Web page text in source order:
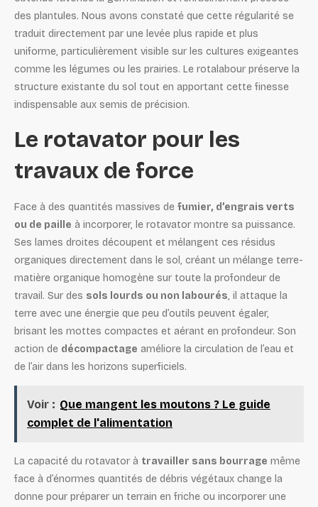
des plantules. Nous avons constaté que cette régularité se
traduit directement par une levée plus rapide et plus
uniforme, particulièrement visible sur les cultures exigeantes
comme les légumes ou les prairies. Le rotalabour préserve la
structure existante du sol tout en apportant cette finesse
indispensable aux semis de précision.
Le rotavator pour les
travaux de force
Face à des quantités massives de fumier, d’engrais verts
ou de paille à incorporer, le rotavator montre sa puissance.
Ses lames droites découpent et mélangent ces résidus
organiques directement dans le sol, créant un mélange terre-
matière organique homogène sur toute la profondeur de
travail. Sur des sols lourds ou non labourés, il attaque la
terre avec une énergie que peu d’outils peuvent égaler,
brisant les mottes compactes et aérant en profondeur. Son
action de décompactage améliore la circulation de l’eau et
de l’air dans les horizons superficiels.
Voir : Que mangent les moutons ? Le guide
complet de l'alimentation
La capacité du rotavator à travailler sans bourrage même
face à d’énormes quantités de débris végétaux change la
donne pour préparer un terrain en friche ou incorporer une